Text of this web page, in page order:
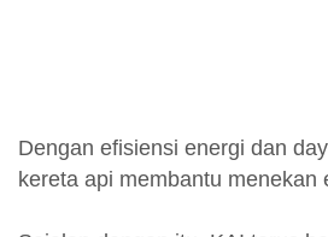
Dengan efisiensi energi dan
kereta api membantu menekan